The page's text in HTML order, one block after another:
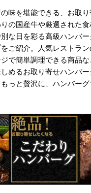
味を堪能できる、お取
の国産牛や厳選された
な日を彩る高級ハンバ
ご紹介。人気レストラ
で簡単調理できる商品
めるお取り寄せハンバ
っと贅沢に、ハンバーグ